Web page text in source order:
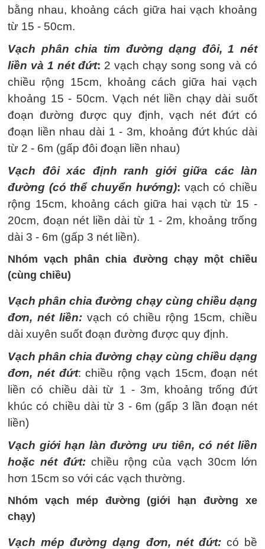
bằng nhau, khoảng cách giữa hai vạch khoảng
từ 15 - 50cm.
Vạch phân chia tim đường dạng đôi, 1 nét
liền và 1 nét đứt: 2 vạch chạy song song và có
chiều rộng 15cm, khoảng cách giữa hai vạch
khoảng 15 - 50cm. Vạch nét liền chạy dài suốt
đoạn đường được quy định, vạch nét đứt có
đoạn liền nhau dài 1 - 3m, khoảng đứt khúc dài
từ 2 - 6m (gấp đôi đoạn liền nhau)
Vạch đôi xác định ranh giới giữa các làn
đường (có thể chuyển hướng): vạch có chiều
rộng 15cm, khoảng cách giữa hai vạch từ 15 -
20cm, đoạn nét liền dài từ 1 - 2m, khoảng trống
dài 3 - 6m (gấp 3 nét liền).
Nhóm vạch phân chia đường chạy một chiều
(cùng chiều)
Vạch phân chia đường chạy cùng chiều dạng
đơn, nét liền:vạch có chiều rộng 15cm, chiều
dài xuyên suốt đoạn đường được quy định.
Vạch phân chia đường chạy cùng chiều dạng
đơn, nét đứt: chiều rộng vạch 15cm, đoạn nét
liền có chiều dài từ 1 - 3m, khoảng trống đứt
khúc có chiều dài từ 3 - 6m (gấp 3 lần đoạn nét
liền)
Vạch giới hạn làn đường ưu tiên, có nét liền
hoặc nét đứt:chiều rộng của vạch 30cm lớn
hơn 15cm so với các vạch thường.
Nhóm vạch mép đường (giới hạn đường xe
chạy)
Vạch mép đường dạng đơn, nét đứt:có bề